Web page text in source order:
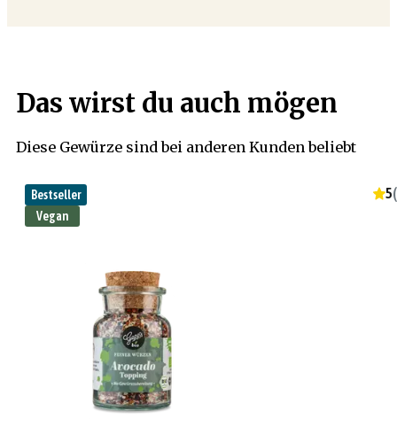
Das wirst du auch mögen
Diese Gewürze sind bei anderen Kunden beliebt
Bestseller
Vegan
5(